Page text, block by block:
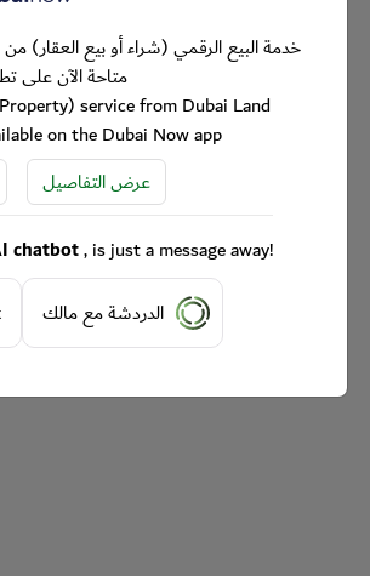
خدمة البيع الرقمي (شراء أو بيع العقار)
متاحة الآن على
service from Dubai Land
on the Dubai Now app
عرض التفاصيل
chatbot, is just a message away!
الدردشة مع مالك